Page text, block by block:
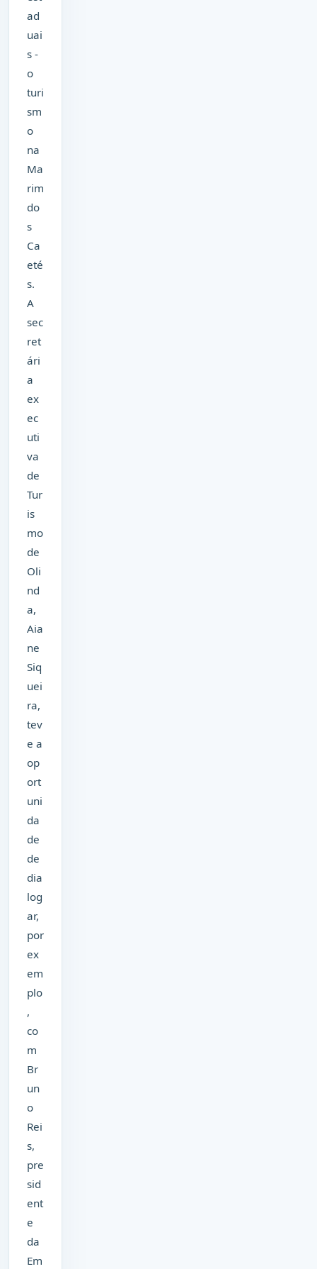
ad
uai
s -
o
turi
sm
o
na
Ma
rim
do
s
Ca
eté
s.
A
sec
ret
ári
a
ex
ec
uti
va
de
Tur
is
mo
de
Oli
nd
a,
Aia
ne
Siq
uei
ra,
tev
e a
op
ort
uni
da
de
de
dia
log
ar,
por
ex
em
plo
,
co
m
Br
un
o
Rei
s,
pre
sid
ent
e
da
Em